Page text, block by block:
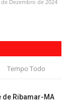
de Dezembro de 2024
Tempo Todo
de Ribamar-MA